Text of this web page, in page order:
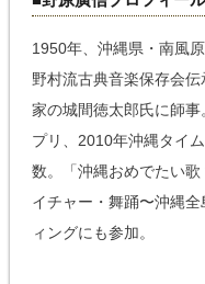
1950年、沖縄県・南風
野村流古典音楽保存会
家の城間徳太郎氏に師
プリ、2010年沖縄タイ
数。「沖縄おめでたい
イチャー・舞踊〜沖縄
ィングにも参加。